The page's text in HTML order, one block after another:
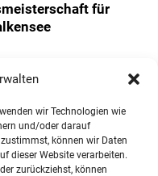
wir Technologien wie
und/oder darauf
können wir Daten
dieser Website verarbeiten.
zurückziehst, können
für
und
U11/13